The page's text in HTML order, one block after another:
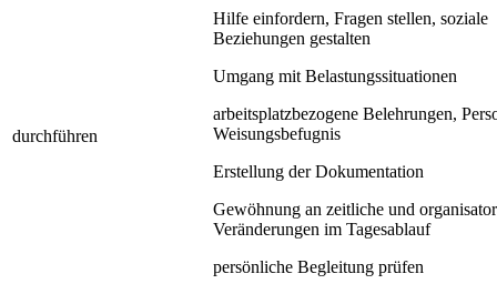
durchführen
Hilfe einfordern, Fragen stellen, soziale
Beziehungen gestalten
Umgang mit Belastungssituationen
arbeitsplatzbezogene Belehrungen,
Weisungsbefugnis
Erstellung der Dokumentation
Gewöhnung an zeitliche und
Veränderungen im Tagesablauf
persönliche Begleitung prüfen